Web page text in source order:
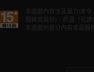
本遊戲內容涉及暴力(未
服飾或裝扮)、菸酒（引
本遊戲的部分內容或是